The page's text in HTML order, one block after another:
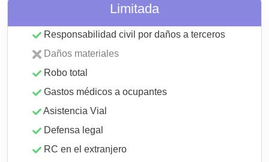
Limitada
Responsabilidad civil por daños a terceros
Daños materiales
Robo total
Gastos médicos a ocupantes
Asistencia Vial
Defensa legal
RC en el extranjero